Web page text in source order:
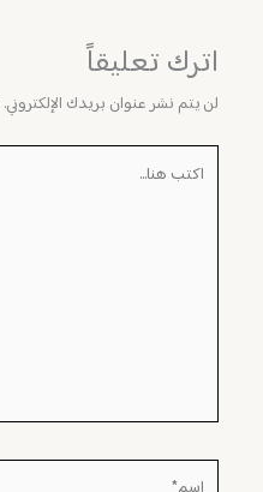
اترك تعليقاً
لن يتم نشر عنوان بريدك الإلكتروني.
اسم*